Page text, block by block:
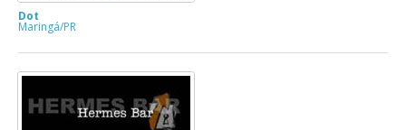
Dot
Maringá/PR